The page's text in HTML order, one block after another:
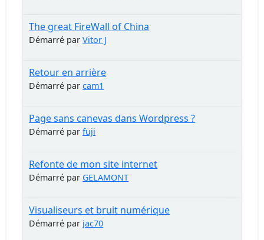
The great FireWall of China
Démarré parVitor J
Retour en arrière
Démarré parcam1
Page sans canevas dans Wordpress ?
Démarré parfuji
Refonte de mon site internet
Démarré par GELAMONT
Visualiseurs et bruit numérique
Démarré par jac70